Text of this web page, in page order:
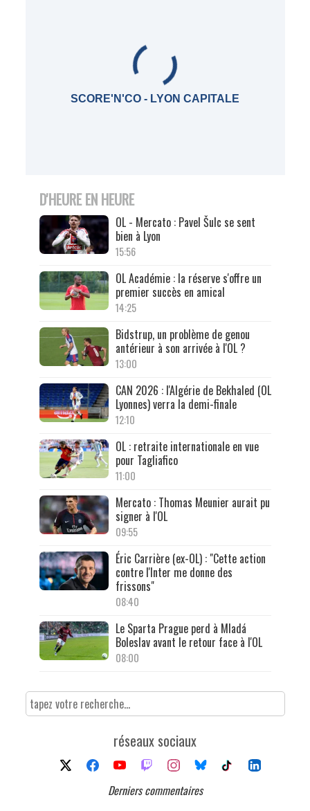
SCORE'N'CO - LYON CAPITALE
D'HEURE EN HEURE
OL - Mercato : Pavel Šulc se sent
bien à Lyon
15:56
OL Académie : la réserve s'offre un
premier succès en amical
14:25
Bidstrup, un problème de genou
antérieur à son arrivée à l'OL ?
13:00
CAN 2026 : l'Algérie de Bekhaled (OL
Lyonnes) verra la demi-finale
12:10
OL : retraite internationale en vue
pour Tagliafico
11:00
Mercato : Thomas Meunier aurait pu
signer à l'OL
09:55
Éric Carrière (ex-OL) : "Cette action
contre l'Inter me donne des
frissons"
08:40
Le Sparta Prague perd à Mladá
Boleslav avant le retour face à l'OL
08:00
réseaux sociaux
Derniers commentaires